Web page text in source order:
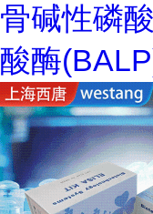
骨碱性磷
酸酶